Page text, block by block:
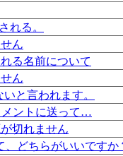
れる。
ん
る名前について
ん
と言われます。
メントに送って…
切れません
、どちらがいいですか